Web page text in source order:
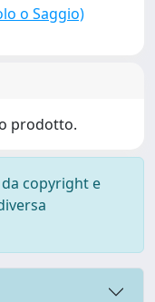
o Saggio)
prodotto.
copyright e